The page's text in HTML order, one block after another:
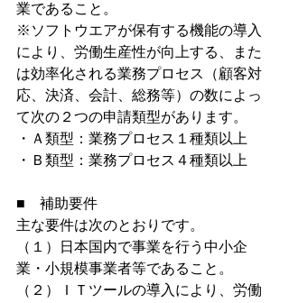
業であること。
※ソフトウエアが保有する機能の導入
により、労働生産性が向上する、また
は効率化される業務プロセス（顧客対
応、決済、会計、総務等）の数によっ
て次の２つの申請類型があります。
・Ａ類型：業務プロセス１種類以上
・Ｂ類型：業務プロセス４種類以上
■　補助要件
主な要件は次のとおりです。
（１）日本国内で事業を行う中小企
業・小規模事業者等であること。
（２）ＩＴツールの導入により、労働